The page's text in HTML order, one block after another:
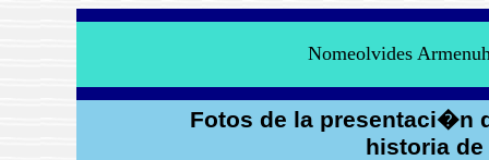
Nomeolvides
Fotos de la presentaci�n
historia